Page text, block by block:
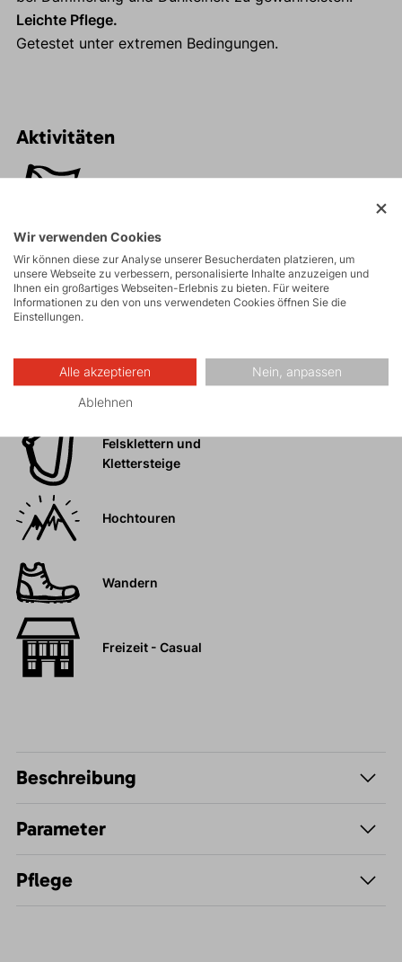
Leichte Pflege.
Getestet unter extremen Bedingungen.
Aktivitäten
Eisklettern
Touren
Felsklettern und
Klettersteige
Hochtouren
Wandern
Freizeit - Casual
Beschreibung
Parameter
Pflege
Wir verwenden Cookies
Wir können diese zur Analyse unserer Besucherdaten platzieren, um
unsere Webseite zu verbessern, personalisierte Inhalte anzuzeigen und
Ihnen ein großartiges Webseiten-Erlebnis zu bieten. Für weitere
Informationen zu den von uns verwendeten Cookies öffnen Sie die
Einstellungen.
Alle akzeptieren Nein, anpassen
Ablehnen